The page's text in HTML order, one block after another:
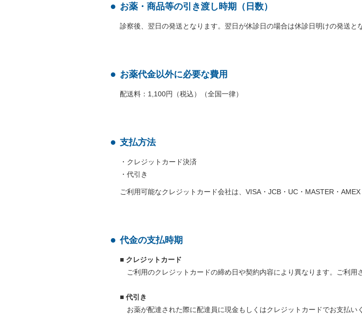
お薬・商品等の引き渡し時期（日数）
診察後、翌日の発送となります。翌日が休診日の場合は休診日明けの発送と
お薬代金以外に必要な費用
配送料：1,100円（税込）（全国一律）
支払方法
・クレジットカード決済
・代引き
ご利用可能なクレジットカード会社は、VISA・JCB・UC・MASTER・
代金の支払時期
■ クレジットカード
ご利用のクレジットカードの締め日や契約内容により異なります。ご利用
■ 代引き
お薬が配達された際に配達員に現金もしくはクレジットカードでお支払い